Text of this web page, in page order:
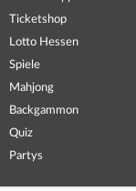
Ticketshop
Lotto Hessen
Spiele
Mahjong
Backgammon
Quiz
Partys